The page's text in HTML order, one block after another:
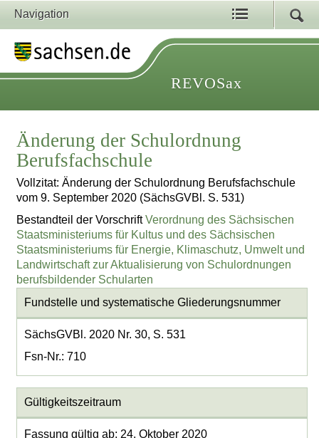
Navigation
REVOSax
Änderung der Schulordnung
Berufsfachschule
Vollzitat: Änderung der Schulordnung Berufsfachschule
vom 9. September 2020 (SächsGVBl. S. 531)
Bestandteil der VorschriftVerordnung des Sächsischen
Staatsministeriums für Kultus und des Sächsischen
Staatsministeriums für Energie, Klimaschutz, Umwelt und
Landwirtschaft zur Aktualisierung von Schulordnungen
berufsbildender Schularten
Fundstelle und systematische Gliederungsnummer
SächsGVBl. 2020 Nr. 30, S. 531
Fsn-Nr.: 710
Gültigkeitszeitraum
Fassung gültig ab: 24. Oktober 2020